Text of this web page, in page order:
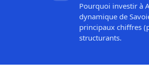
Pourquoi investir à
dynamique de
principaux chiffres
structurants.